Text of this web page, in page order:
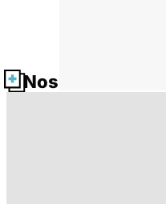
Nos fiches santé